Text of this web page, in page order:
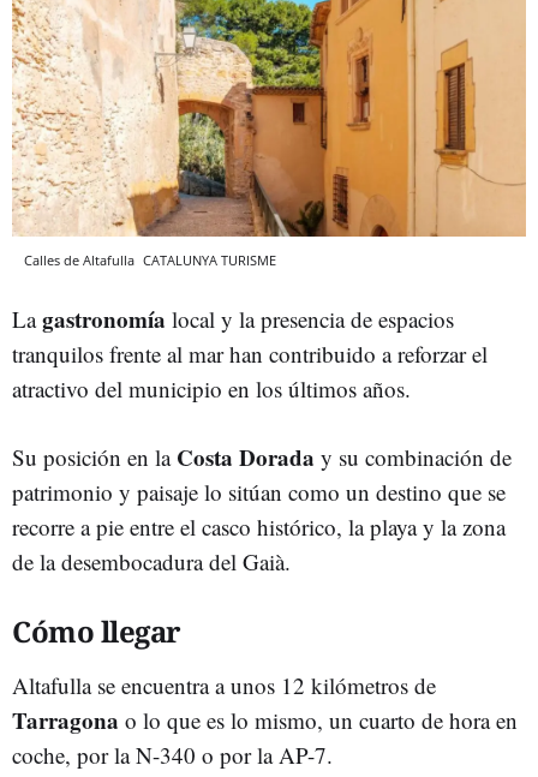
Calles de Altafulla CATALUNYA TURISME
Lagastronomía local y la presencia de espacios
tranquilos frente al mar han contribuido a reforzar el
atractivo del municipio en los últimos años.
Su posición en laCosta Dorada y su combinación de
patrimonio y paisaje lo sitúan como un destino que se
recorre a pie entre el casco histórico, la playa y la zona
de la desembocadura del Gaià.
Cómo llegar
Altafulla se encuentra a unos 12 kilómetros de
Tarragona o lo que es lo mismo, un cuarto de hora en
coche, por la N-340 o por la AP-7.